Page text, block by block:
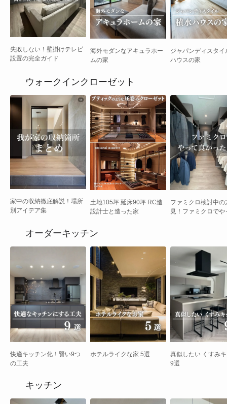
失敗しない！壁掛けテレビ
設置の完全ガイド
海外モダンなアキュラホー
ムの家
ジャパンディスタイ
ハウスの家
ウォークインクローゼット
家中の収納徹底解説！場所
別アイデア集
土地105坪 延床90坪 RC造
設計士と造った家
ファミクロ検討中の
見！ファミクロでや
オーダーキッチン
快適キッチン化！賢い9つ
の工夫
ホテルライクな家 5選
真似したい くすみ
9選
キッチン